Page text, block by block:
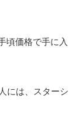
頃価格で手に入
には、スターシ